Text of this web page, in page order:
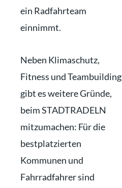
ein Radfahrteam
einnimmt.
Neben Klimaschutz,
Fitness und Teambuilding
gibt es weitere Gründe,
beim STADTRADELN
mitzumachen: Für die
bestplatzierten
Kommunen und
Fahrradfahrer sind